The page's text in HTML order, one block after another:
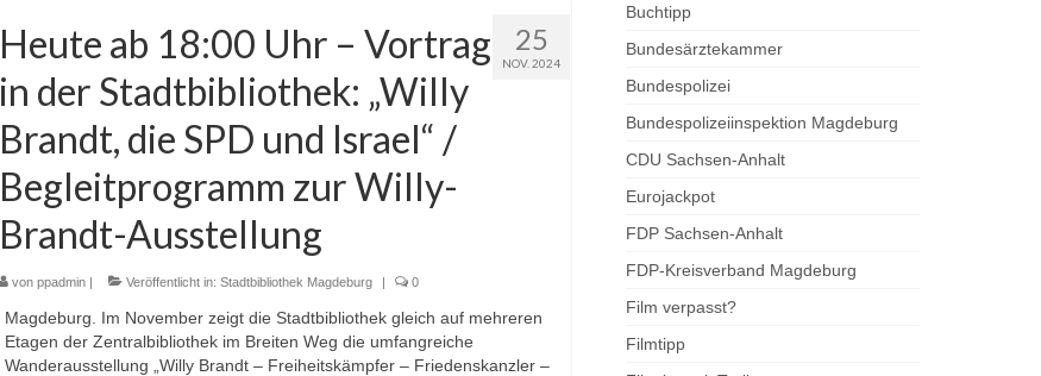
25
NOV. 2024
Heute ab 18:00 Uhr – Vortrag
in der Stadtbibliothek: „Willy
Brandt, die SPD und Israel“ /
Begleitprogramm zur Willy-
Brandt-Ausstellung
von ppadmin| Veröffentlicht in: Stadtbibliothek Magdeburg | 0
Magdeburg. Im November zeigt die Stadtbibliothek gleich auf mehreren
Etagen der Zentralbibliothek im Breiten Weg die umfangreiche
Wanderausstellung „Willy Brandt – Freiheitskämpfer – Friedenskanzler –
Buchtipp
Bundesärztekammer
Bundespolizei
Bundespolizeiinspektion Magdeburg
CDU Sachsen-Anhalt
Eurojackpot
FDP Sachsen-Anhalt
FDP-Kreisverband Magdeburg
Film verpasst?
Filmtipp